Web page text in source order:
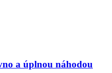
a úplnou náhodou